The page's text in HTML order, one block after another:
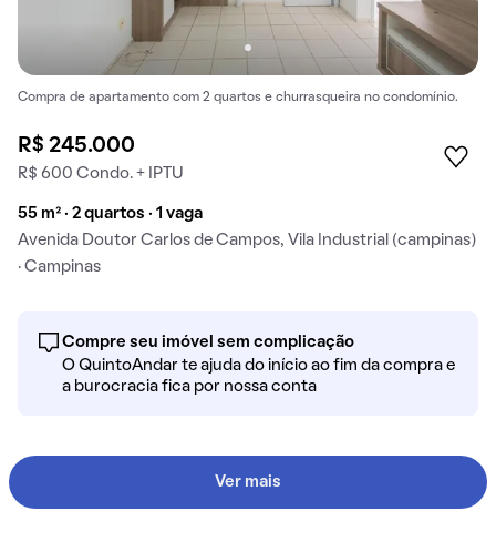
Compra de apartamento com 2 quartos e churrasqueira no condomínio.
R$ 245.000
R$ 600 Condo. + IPTU
55 m² · 2 quartos · 1 vaga
Avenida Doutor Carlos de Campos, Vila Industrial (campinas)
· Campinas
Compre seu imóvel sem complicação
O QuintoAndar te ajuda do início ao fim da compra e
a burocracia fica por nossa conta
Ver mais